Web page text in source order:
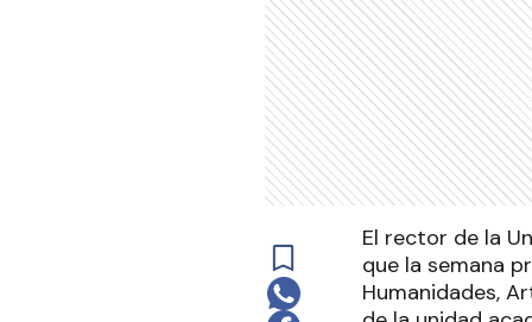
El rector de la
que la semana
Humanidades,